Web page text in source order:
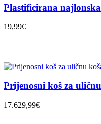
Plastificirana
19,99€
Prijenosni koš za
17.629,99€